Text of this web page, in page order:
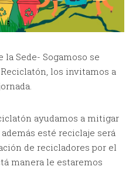
la Sede- Sogamoso se
los invitamos a
ayudamos a mitigar
esté reciclaje será
de recicladores por el
manera le estaremos